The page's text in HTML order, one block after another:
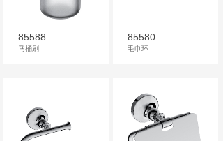
85588
马桶刷
85580
毛巾环